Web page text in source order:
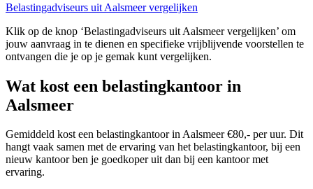
Belastingadviseurs uit Aalsmeer vergelijken
Klik op de knop ‘Belastingadviseurs uit Aalsmeer vergelijken’ om
jouw aanvraag in te dienen en specifieke vrijblijvende voorstellen te
ontvangen die je op je gemak kunt vergelijken.
Wat kost een belastingkantoor in
Aalsmeer
Gemiddeld kost een belastingkantoor in Aalsmeer €80,- per uur. Dit
hangt vaak samen met de ervaring van het belastingkantoor, bij een
nieuw kantoor ben je goedkoper uit dan bij een kantoor met
ervaring.